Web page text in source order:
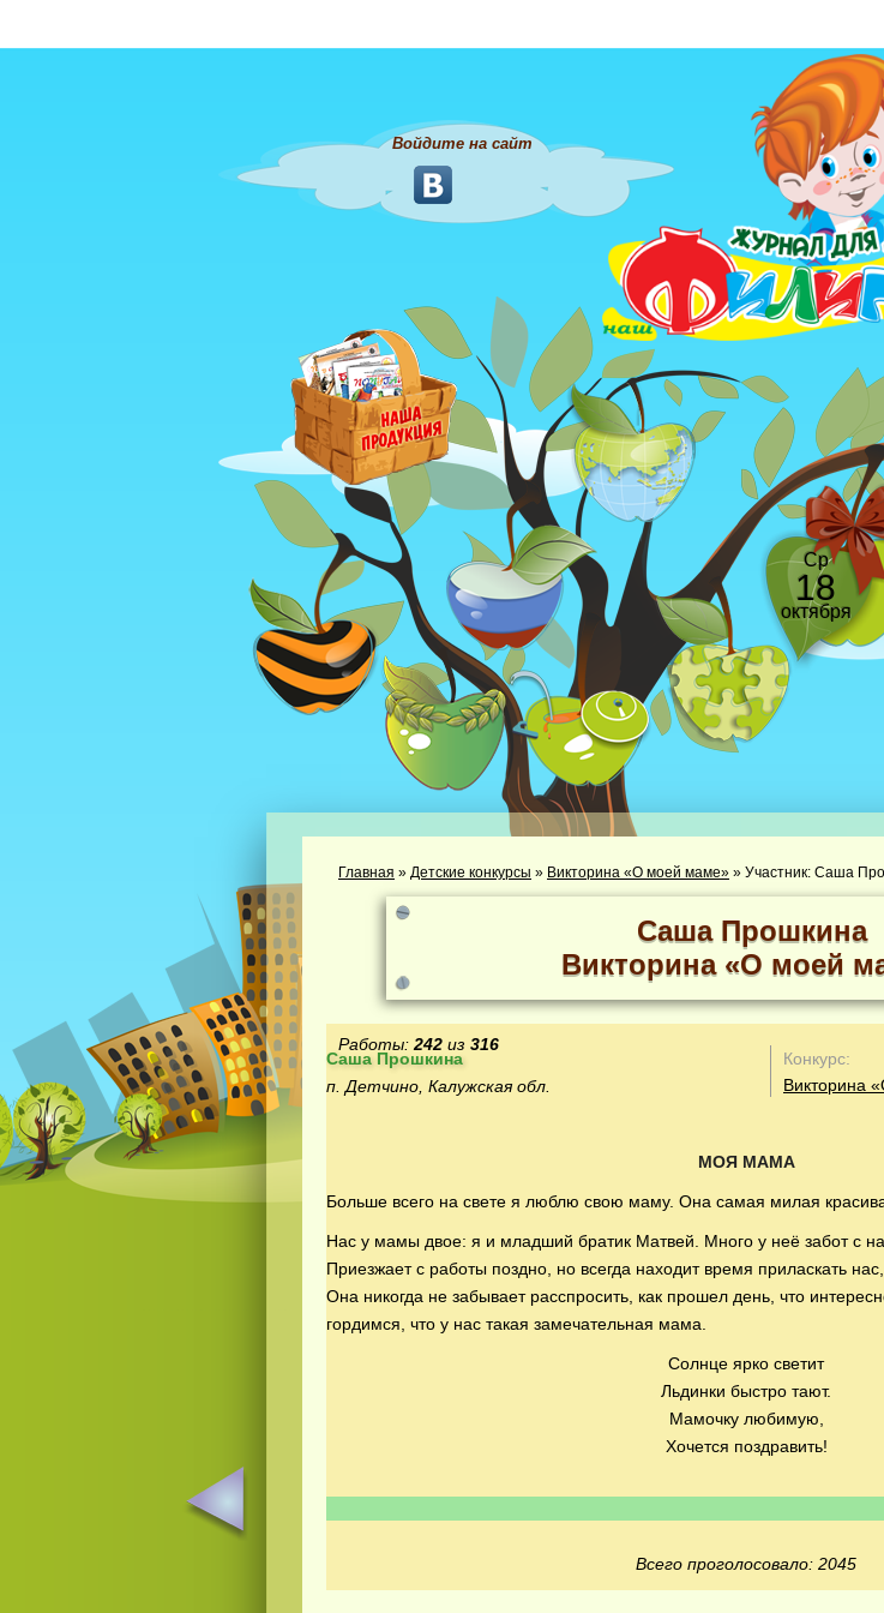
Войдите на сайт
Ср
18
октября
Главная » Детские конкурсы » Викторина «О моей маме» » Участник: Саша
Саша Прошкина
Викторина «О моей
Работы: 242 из 316
Саша Прошкина
п. Детчино, Калужская обл.
Конкурс:
Викторина
МОЯ МАМА
Больше всего на свете я люблю свою маму. Она самая милая
Нас у мамы двое: я и младший братик Матвей. Много у неё забот с
Приезжает с работы поздно, но всегда находит время приласкать
Она никогда не забывает расспросить, как прошел день, что
гордимся, что у нас такая замечательная мама.
Солнце ярко светит
Льдинки быстро тают.
Мамочку любимую,
Хочется поздравить!
Всего проголосовало: 2045